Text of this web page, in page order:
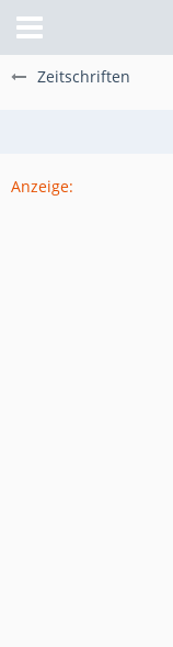
Zeitschriften
Anzeige: